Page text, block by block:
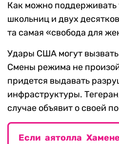
Как можно поддерживать
школьниц и двух
та самая «свобода для
Удары США могут
Смены режима не
придется выдавать
инфраструктуры.
случае объявит о своей
Если аятолла